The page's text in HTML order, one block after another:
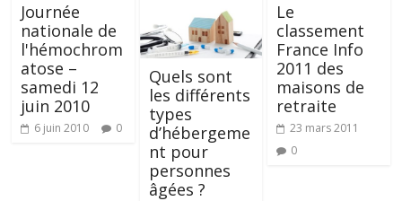
Journée
nationale de
l'hémochrom
atose –
samedi 12
juin 2010
6 juin 2010 0
Quels sont
les différents
types
d’hébergeme
nt pour
personnes
âgées ?
Le
classement
France Info
2011 des
maisons de
retraite
23 mars 2011
0